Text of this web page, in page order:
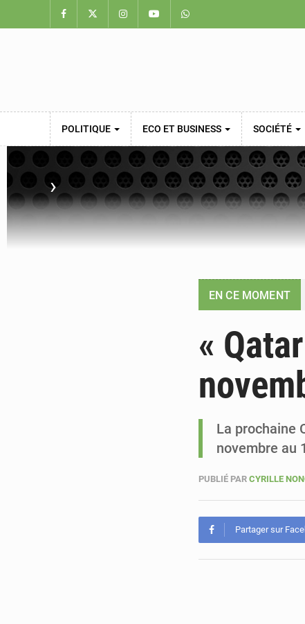
POLITIQUE ECO ET BUSINESS SOCIÉTÉ
›
EN CE MOMENT
«
La prochaine
novembre au
PUBLIÉ PAR CYRILLE
Partager sur